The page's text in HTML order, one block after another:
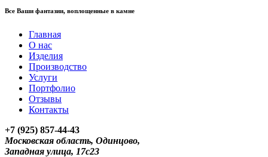
Все Ваши фантазии, воплощенные в камне
Главная
О нас
Изделия
Производство
Услуги
Портфолио
Отзывы
Контакты
+7 (925) 857-44-43
Московская область, Одинцово,
Западная улица, 17с23